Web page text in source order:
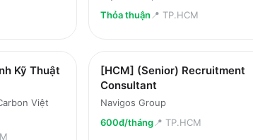
Thỏa thuận 📍 TP.HCM
Kỹ Thuật
Việt
[HCM] (Senior) Recruitment
Consultant
Navigos Group
600đ/tháng📍 TP.HCM